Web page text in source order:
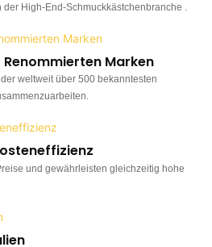
High-End-Schmuckkästchenbranche .
Marken
weltweit über 500 bekanntesten
und gewährleisten gleichzeitig hohe